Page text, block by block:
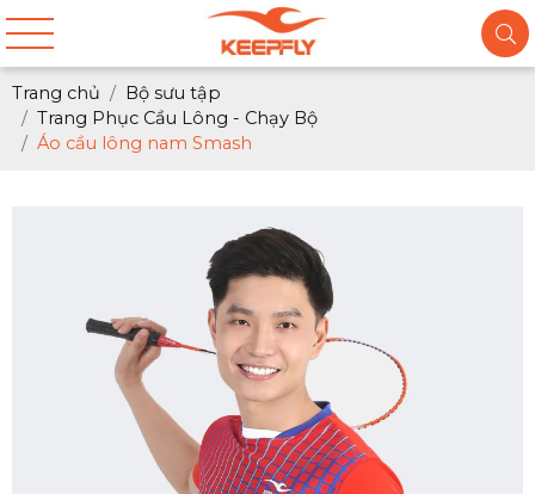
Trang chủ
Bộ sưu tập
Trang Phục Cầu Lông - Chạy Bộ
Áo cầu lông nam Smash